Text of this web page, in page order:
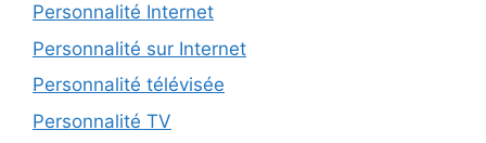
Personnalité Internet
Personnalité sur Internet
Personnalité télévisée
Personnalité TV